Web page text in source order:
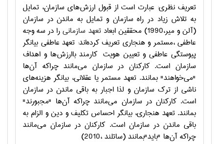
تعریف نظری: عبارت است از قبول ارزش‌های سازمان، تمایل
به تلاش زیاد در راه سازمان و تمایل به ماندن در سازمان
(آلن و میر،1990) محققین ابعاد
تعهد سازمانيرا در سه وجه
عاطفي ،مستمر و هنجاري تعريف کرده‌اند: تعهد عاطفی بیانگر
پیوستگی عاطفی و تعیین هویت کارمند باارزش‌ها و اهداف
سازمان است. كاركنان در سازمان می‌مانند چراکه آن‌ها
"می‌خواهند" بمانند. تعهد مستمر یا عقلانی، بیانگر هزینه‌های
ناشی از ترک سازمان و لذا اجبار به باقی ماندن در سازمان
است. كاركنان در سازمان می‌مانند چراکه آن‌ها "مجبورند"
بمانند. تعهد هنجاری، بیانگر احساس تکلیف و دین و الزام به
باقی ماندن در سازمان است. كاركنان در سازمان می‌مانند
چراکه آن‌ها "بايد"بمانند (ساتلند ،2010)